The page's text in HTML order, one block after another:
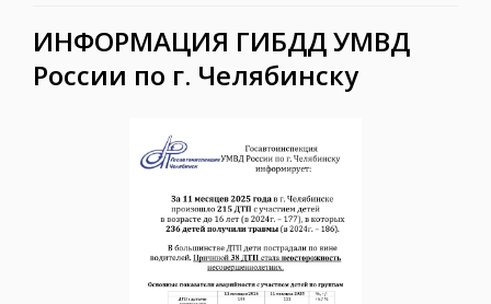
ИНФОРМАЦИЯ ГИБДД УМВД
России по г. Челябинску